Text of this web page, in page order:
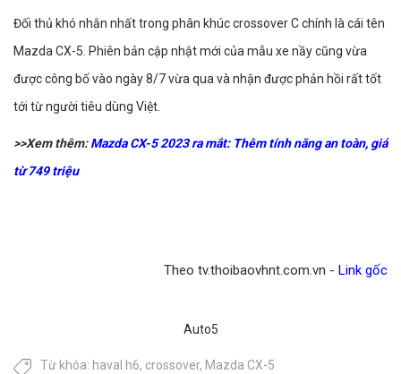
Đối thủ khó nhằn nhất trong phân khúc crossover C chính là cái tên
Mazda CX-5. Phiên bản cập nhật mới của mẫu xe nầy cũng vừa
được công bố vào ngày 8/7 vừa qua và nhận được phản hồi rất tốt
tới từ người tiêu dùng Việt.
>>Xem thêm:Mazda CX-5 2023 ra mắt: Thêm tính năng an toàn, giá
từ 749 triệu
Theo tv.thoibaovhnt.com.vn - Link gốc
Auto5
Từ khóa: haval h6, crossover, Mazda CX-5